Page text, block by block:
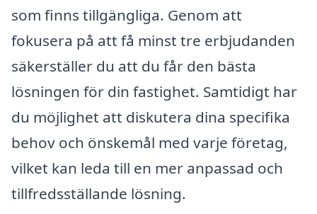
som finns tillgängliga. Genom att
fokusera på att få minst tre erbjudanden
säkerställer du att du får den bästa
lösningen för din fastighet. Samtidigt har
du möjlighet att diskutera dina specifika
behov och önskemål med varje företag,
vilket kan leda till en mer anpassad och
tillfredsställande lösning.